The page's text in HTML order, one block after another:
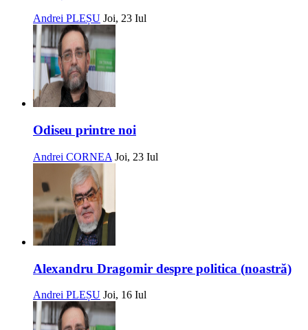
Andrei PLEȘU Joi, 23 Iul
Odiseu printre noi
Andrei CORNEA Joi, 23 Iul
Alexandru Dragomir despre politica (noastră)
Andrei PLEȘU Joi, 16 Iul